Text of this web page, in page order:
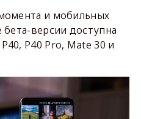
и мобильных
версии доступна
P40 Pro, Mate 30 и